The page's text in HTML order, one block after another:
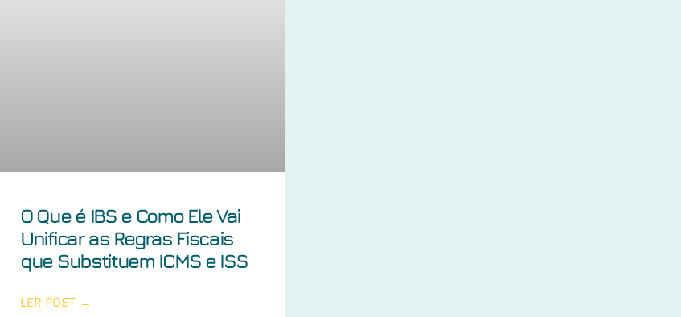
O Que é IBS e Como Ele Vai
Unificar as Regras Fiscais
que Substituem ICMS e ISS
LER POST →